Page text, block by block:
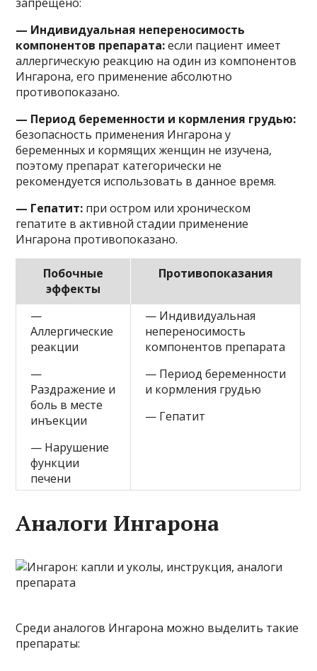
— Индивидуальная непереносимость
компонентов препарата:если пациент имеет
аллергическую реакцию на один из компонентов
Ингарона, его применение абсолютно
противопоказано.
— Период беременности и кормления грудью:
безопасность применения Ингарона у
беременных и кормящих женщин не изучена,
поэтому препарат категорически не
рекомендуется использовать в данное время.
— Гепатит: при остром или хроническом
гепатите в активной стадии применение
Ингарона противопоказано.
Побочные
эффекты
Противопоказания
—
Аллергические
реакции
—
Раздражение и
боль в месте
инъекции
— Нарушение
функции
печени
— Индивидуальная
непереносимость
компонентов препарата
— Период беременности
и кормления грудью
— Гепатит
Аналоги Ингарона
Среди аналогов Ингарона можно выделить такие
препараты: